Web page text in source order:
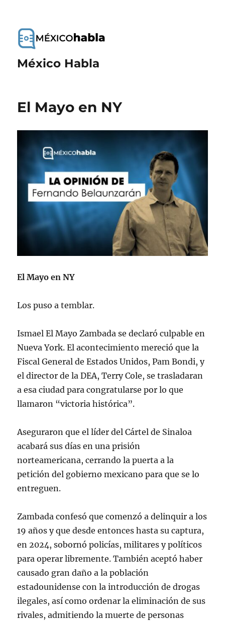
México Habla
El Mayo en NY
El Mayo en NY
Los puso a temblar.
Ismael El Mayo Zambada se declaró culpable en
Nueva York. El acontecimiento mereció que la
Fiscal General de Estados Unidos, Pam Bondi, y
el director de la DEA, Terry Cole, se trasladaran
a esa ciudad para congratularse por lo que
llamaron “victoria histórica”.
Aseguraron que el líder del Cártel de Sinaloa
acabará sus días en una prisión
norteamericana, cerrando la puerta a la
petición del gobierno mexicano para que se lo
entreguen.
Zambada confesó que comenzó a delinquir a los
19 años y que desde entonces hasta su captura,
en 2024, sobornó policías, militares y políticos
para operar libremente. También aceptó haber
causado gran daño a la población
estadounidense con la introducción de drogas
ilegales, así como ordenar la eliminación de sus
rivales, admitiendo la muerte de personas